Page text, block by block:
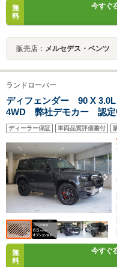
無
料
今すぐ
販売店： メルセデス・ベン
ランドローバー
ディフェンダー 90 X 3.0L
4WD 弊社デモカー 認定
チ サンルーフ エアサス
ヒーター&クーラー ス
トヒーター ヘッドアップ
ディーラー保証 車両品質評価書付
無
料
今すぐ